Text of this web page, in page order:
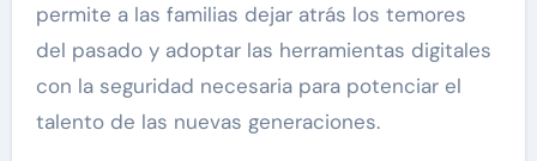
permite a las familias dejar atrás los temores
del pasado y adoptar las herramientas digitales
con la seguridad necesaria para potenciar el
talento de las nuevas generaciones.